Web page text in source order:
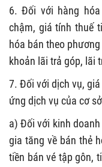
6. Đối với hàng
chậm, giá tính thuế
hóa bán theo
khoản lãi trả góp, lãi
7. Đối với dịch vụ,
ứng dịch vụ của cơ
a) Đối với kinh
gia tăng về bán thẻ
tiền bán vé tập gôn,